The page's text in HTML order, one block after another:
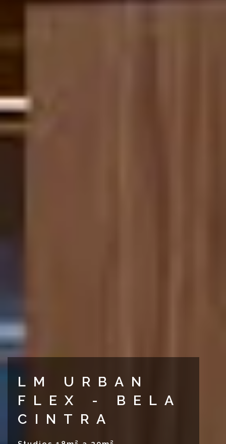
LM URBAN
FLEX - BELA
CINTRA